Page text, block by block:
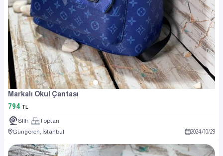
Markalı Okul Çantası
794 TL
Sıfır
Toptan
Güngören, İstanbul
2024/10/29